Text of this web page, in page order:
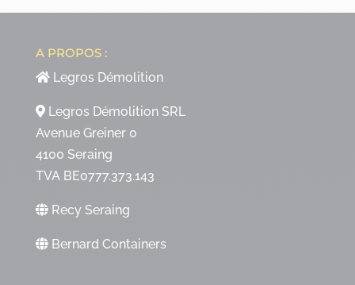
A PROPOS :
Legros Démolition
Legros Démolition SRL
Avenue Greiner 0
4100 Seraing
TVA BE0777.373.143
Recy Seraing
Bernard Containers